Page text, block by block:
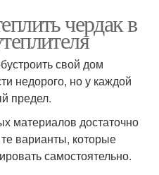
чердак в
свой дом
недорого, но у каждой
предел.
материалов достаточно
варианты, которые
самостоятельно.